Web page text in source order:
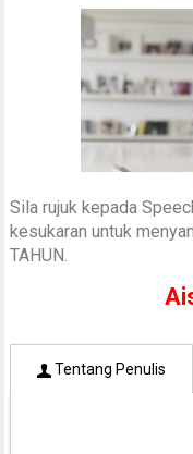
Sila rujuk kepada
kesukaran untuk
TAHUN.
Tentang Penulis